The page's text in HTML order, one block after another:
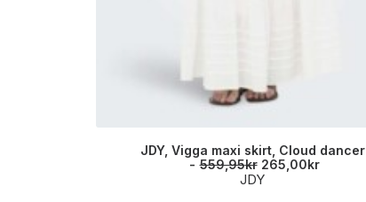
JDY, Vigga maxi skirt, Cloud dancer
559,95kr O
p
265,00krN
JDY